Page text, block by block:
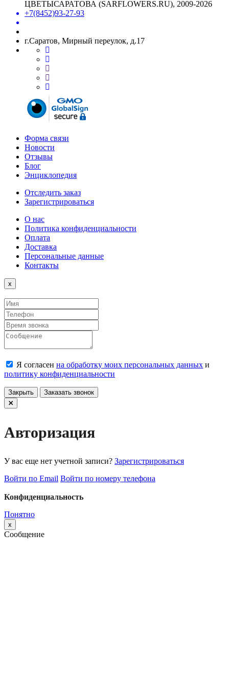
ЦВЕТЫСАРАТОВА (SARFLOWERS.RU), 2009-2026
+7(8452)93-27-93
г.Саратов, Мирный переулок, д.17
Форма связи
Новости
Отзывы
Блог
Энциклопедия
Отследить заказ
Зарегистрироваться
О нас
Политика конфиденциальности
Оплата
Доставка
Персональные данные
Контакты
x
Я согласен на обработку моих персональных данных и
политику конфиденциальности
Закрыть Заказать звонок
Авторизация
У вас еще нет учетной записи? Зарегистрироваться
Войти по Email Войти по номеру телефона
Конфиденциальность
Понятно
x
Сообщение